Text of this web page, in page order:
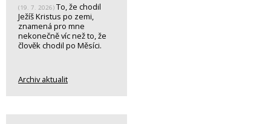
(19. 7. 2026) To, že chodil
Ježíš Kristus po zemi,
znamená pro mne
nekonečně víc než to, že
člověk chodil po Měsíci.
Archiv aktualit